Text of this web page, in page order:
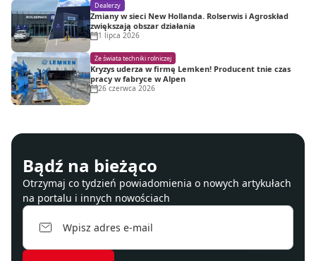
Dealerzy
Zmiany w sieci New Hollanda. Rolserwis i Agroskład
zwiększają obszar działania
1 lipca 2026
Ze świata techniki rolniczej
Kryzys uderza w firmę Lemken! Producent tnie czas
pracy w fabryce w Alpen
26 czerwca 2026
Bądź na bieżąco
Otrzymaj co tydzień powiadomienia o nowych artykułach
na portalu i innych nowościach